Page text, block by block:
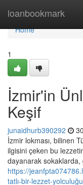
loanbookmark
Home
Home
1
İzmir'in
Keşif
junaidhurb390292
İzmir lokması, bilinen
ilgisini çeken bu
dayanarak sokaklarda,
https://
tatlı-bir-lezzet-yolculuğu